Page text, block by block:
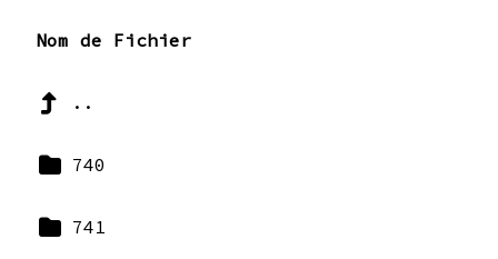
Nom de Fichier
..
740
741